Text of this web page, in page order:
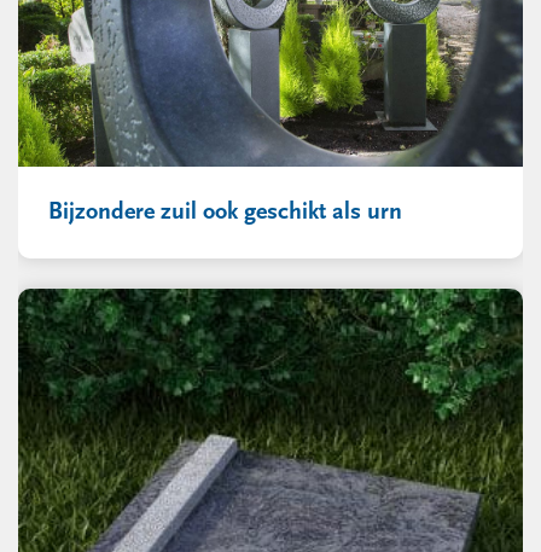
Bijzondere zuil ook geschikt als urn